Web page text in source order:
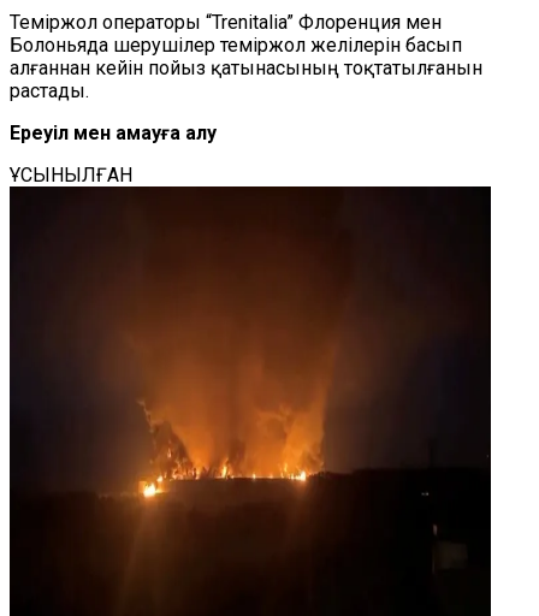
Теміржол операторы “Trenitalia” Флоренция мен
Болоньяда шерушілер теміржол желілерін басып
алғаннан кейін пойыз қатынасының тоқтатылғанын
растады.
Ереуіл мен қамауға алу
ҰСЫНЫЛҒАН